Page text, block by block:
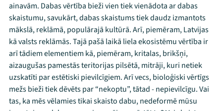
ainavām. Dabas vērtība bieži vien tiek vienādota ar dabas
skaistumu, savukārt, dabas skaistums tiek daudz izmantots
mākslā, reklāmā, populārajā kultūrā. Arī, piemēram, Latvijas
kā valsts reklāmās. Tajā pašā laikā liela ekosistēmu vērtība ir
arī tādiem elementiem kā, piemēram, kritalas, brikšņi,
aizaugušas pamestās teritorijas pilsētā, mitrāji, kuri netiek
uzskatīti par estētiski pievilcīgiem. Arī vecs, bioloģiski vērtīgs
mežs bieži tiek dēvēts par “nekoptu”, tātad - nepievilcīgu. Vai
tas, ka mēs vēlamies tikai skaisto dabu, nedeformē mūsu